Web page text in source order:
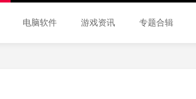
电脑软件 游戏资讯 专题合辑